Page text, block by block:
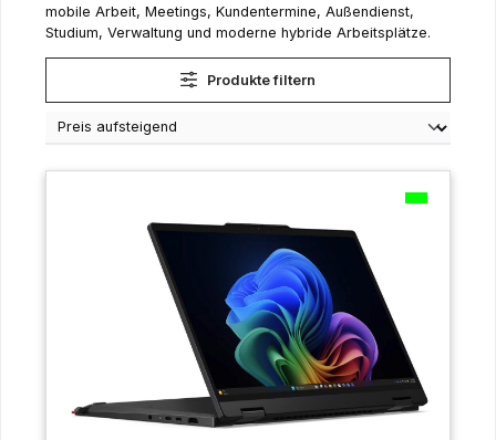
mobile Arbeit, Meetings, Kundentermine, Außendienst,
Studium, Verwaltung und moderne hybride Arbeitsplätze.
Produkte filtern